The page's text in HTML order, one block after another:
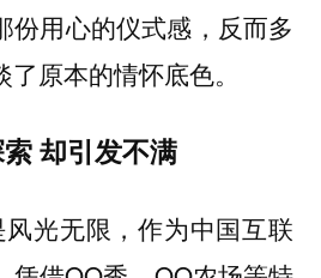
份用心的仪式感，反而多
原本的情怀底色。
却引发不满
光无限，作为中国互联